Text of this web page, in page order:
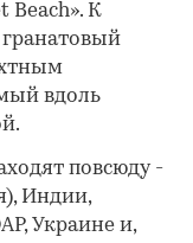
Beach». К
вдоль
повсюду -
Индии,
Украине и,